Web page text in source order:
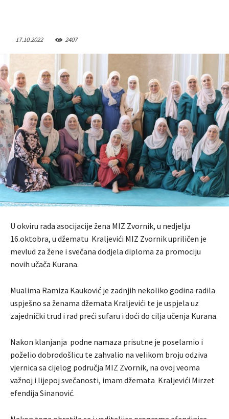
17.10.2022 2407
U okviru rada asocijacije žena MIZ Zvornik, u nedjelju
16.oktobra, u džematu Kraljevići MIZ Zvornik upriličen je
mevlud za žene i svečana dodjela diploma za promociju
novih učača Kurana.
Mualima Ramiza Kauković je zadnjih nekoliko godina radila
uspješno sa ženama džemata Kraljevići te je uspjela uz
zajednički trud i rad preći sufaru i doći do cilja učenja Kurana.
Nakon klanjanja podne namaza prisutne je poselamio i
poželio dobrodošlicu te zahvalio na velikom broju odziva
vjernica sa cijelog područja MIZ Zvornik, na ovoj veoma
važnoj i lijepoj svečanosti, imam džemata Kraljevići Mirzet
efendija Sinanović.